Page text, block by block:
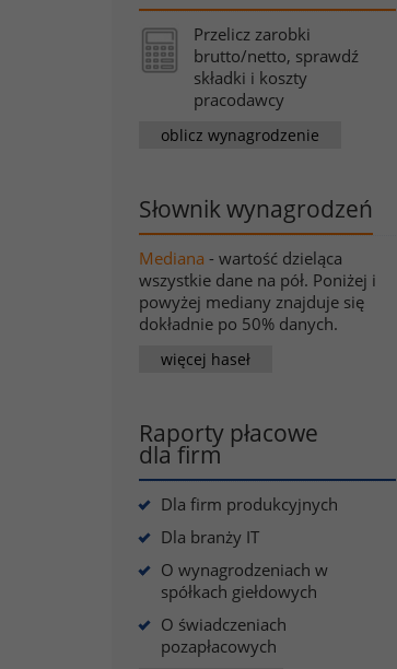
Przelicz zarobki
brutto/netto, sprawdź
składki i koszty
pracodawcy
oblicz wynagrodzenie
Słownik wynagrodzeń
Mediana - wartość dzieląca
wszystkie dane na pół. Poniżej i
powyżej mediany znajduje się
dokładnie po 50% danych.
więcej haseł
Raporty płacowe
dla firm
Dla firm produkcyjnych
Dla branży IT
O wynagrodzeniach w
spółkach giełdowych
O świadczeniach
pozapłacowych